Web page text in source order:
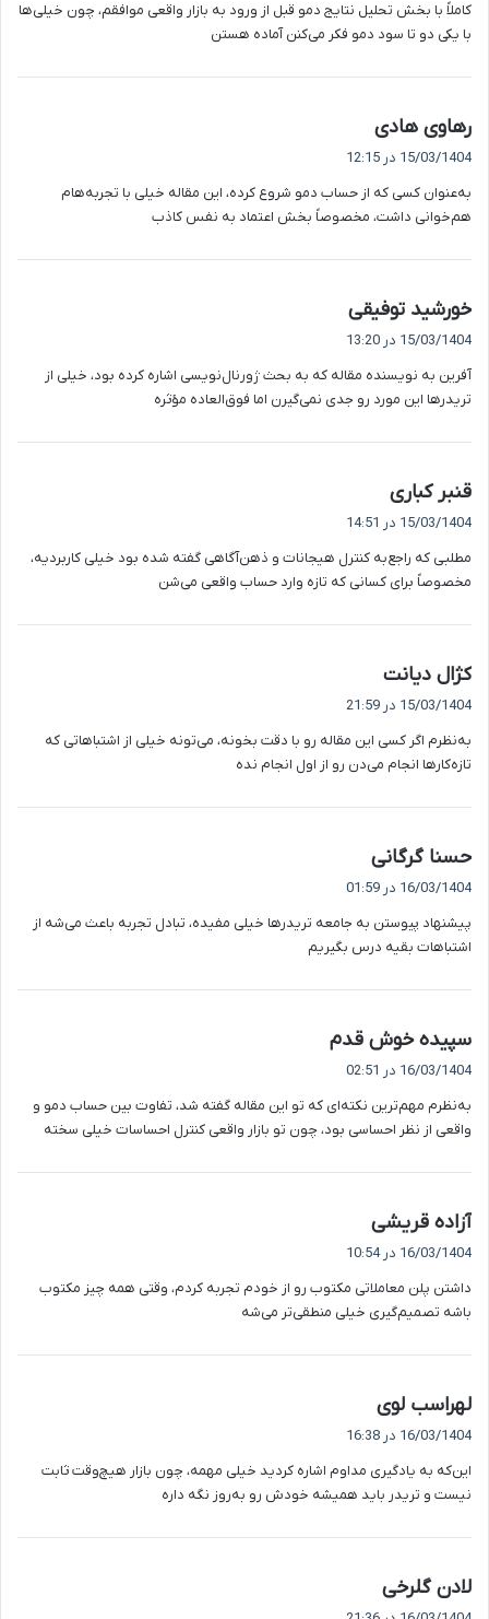
:
کاملاً با بخش تحلیل نتایج دمو قبل از ورود به بازار واقعی موافقم، چون خیلی‌ها
با یکی دو تا سود دمو فکر می‌کنن آماده هستن
رهاوی هادی
ف
15/03/1404 در 12:15
به‌عنوان کسی که از حساب دمو شروع کرده، این مقاله خیلی با تجربه‌هام
هم‌خوانی داشت، مخصوصاً بخش اعتماد به نفس کاذب
خورشید توفیقی
:
15/03/1404 در 13:20
آفرین به نویسنده مقاله که به بحث ژورنال‌نویسی اشاره کرده بود، خیلی از
تریدرها این مورد رو جدی نمی‌گیرن اما فوق‌العاده مؤثره
قنبر کباری
:
15/03/1404 در 14:51
مطلبی که راجع‌به کنترل هیجانات و ذهن‌آگاهی گفته شده بود خیلی کاربردیه،
مخصوصاً برای کسانی که تازه وارد حساب واقعی می‌شن
کژال دیانت
ف
:
15/03/1404 در 21:59
به‌نظرم اگر کسی این مقاله رو با دقت بخونه، می‌تونه خیلی از اشتباهاتی که
تازه‌کارها انجام می‌دن رو از اول انجام نده
حسنا گرگانی
ف
:
16/03/1404 در 01:59
پیشنهاد پیوستن به جامعه تریدرها خیلی مفیده، تبادل تجربه باعث می‌شه از
اشتباهات بقیه درس بگیریم
سپیده خوش قدم
:
16/03/1404 در 02:51
به‌نظرم مهم‌ترین نکته‌ای که تو این مقاله گفته شد، تفاوت بین حساب دمو و
واقعی از نظر احساسی بود، چون تو بازار واقعی کنترل احساسات خیلی سخته
آزاده قریشی
ف
:
16/03/1404 در 10:54
داشتن پلن معاملاتی مکتوب رو از خودم تجربه کردم، وقتی همه چیز مکتوب
باشه تصمیم‌گیری خیلی منطقی‌تر می‌شه
لهراسب لوی
ف
:
16/03/1404 در 16:38
این‌که به یادگیری مداوم اشاره کردید خیلی مهمه، چون بازار هیچ‌وقت ثابت
نیست و تریدر باید همیشه خودش رو به‌روز نگه داره
لادن گلرخی
ف